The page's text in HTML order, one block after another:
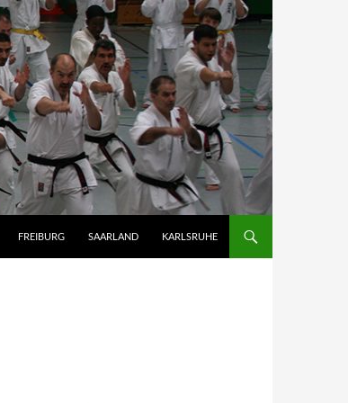
FREIBURG SAARLAND KARLSRUHE